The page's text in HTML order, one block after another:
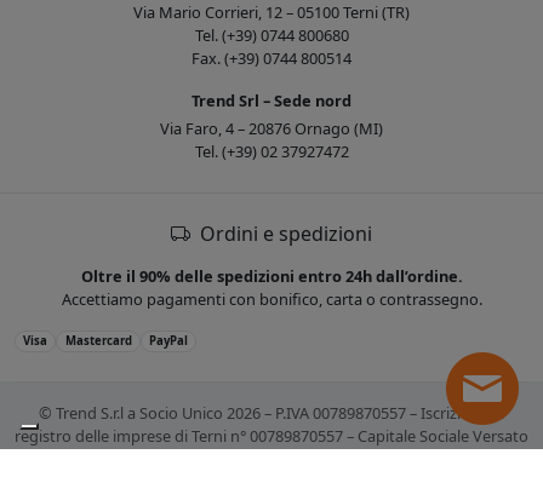
Via Mario Corrieri, 12 – 05100 Terni (TR)
Tel. (+39) 0744 800680
Fax. (+39) 0744 800514
Trend Srl – Sede nord
Via Faro, 4 – 20876 Ornago (MI)
Tel. (+39) 02 37927472
Ordini e spedizioni
Oltre il 90% delle spedizioni entro 24h dall’ordine.
Accettiamo pagamenti con bonifico, carta o contrassegno.
Visa Mastercard PayPal
© Trend S.r.l a Socio Unico 2026 – P.IVA 00789870557 – Iscrizione al
registro delle imprese di Terni n° 00789870557 – Capitale Sociale Versato